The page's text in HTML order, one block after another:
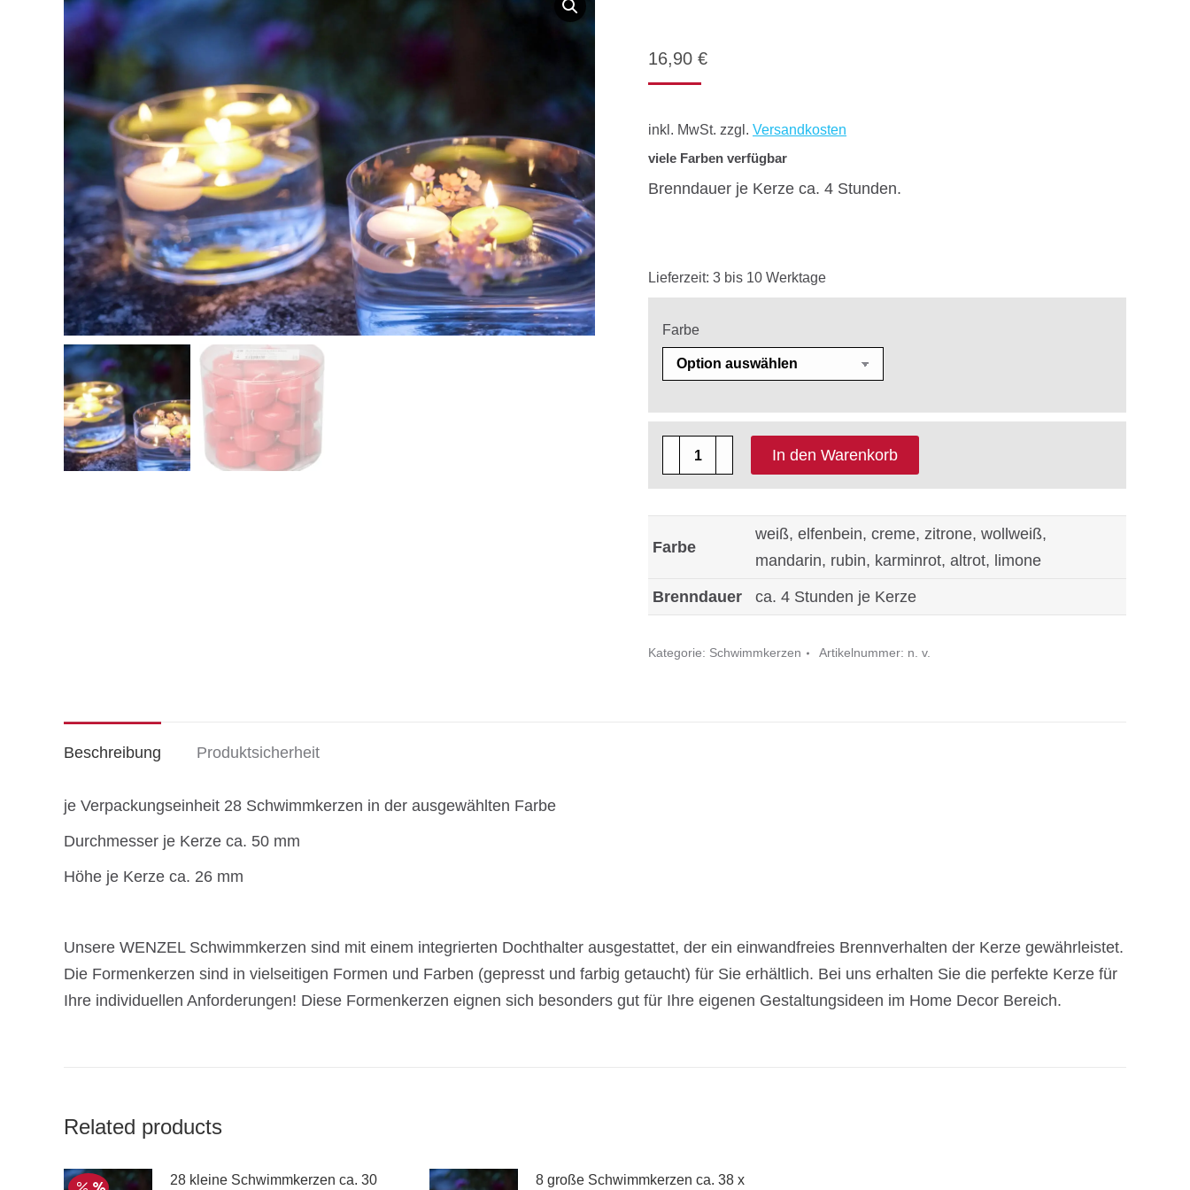
16,90 €
inkl. MwSt. zzgl. Versandkosten
viele Farben verfügbar
Brenndauer je Kerze ca. 4 Stunden.
Lieferzeit: 3 bis 10 Werktage
Farbe
kleine
26
50
Menge
In den Warenkorb
Farbe
weiß, elfenbein, creme, zitrone, wollweiß,
mandarin, rubin, karminrot, altrot, limone
Brenndauer ca. 4 Stunden je Kerze
Kategorie: Schwimmkerzen Artikelnummer: n. v.
Beschreibung Produktsicherheit
je Verpackungseinheit 28 Schwimmkerzen in der ausgewählten Farbe
Durchmesser je Kerze ca. 50 mm
Höhe je Kerze ca. 26 mm
Unsere WENZEL Schwimmkerzen sind mit einem integrierten Dochthalter ausgestattet, der ein einwandfreies Brennverhalten der Kerze gewährleistet.
Die Formenkerzen sind in vielseitigen Formen und Farben (gepresst und farbig getaucht) für Sie erhältlich. Bei uns erhalten Sie die perfekte Kerze für
Ihre individuellen Anforderungen! Diese Formenkerzen eignen sich besonders gut für Ihre eigenen Gestaltungsideen im Home Decor Bereich.
Related products
28 kleine Schwimmkerzen ca. 30
8 große Schwimmkerzen ca. 38 x